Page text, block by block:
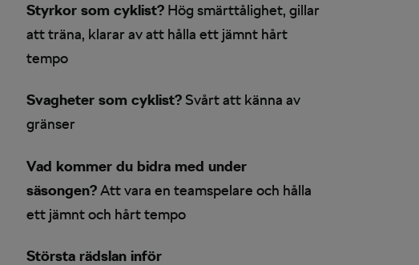
Styrkor som cyklist? Hög smärttålighet, gillar
att träna, klarar av att hålla ett jämnt hårt
tempo
Svagheter som cyklist? Svårt att känna av
gränser
Vad kommer du bidra med under
säsongen?Att vara en teamspelare och hålla
ett jämnt och hårt tempo
Största rädslan inför